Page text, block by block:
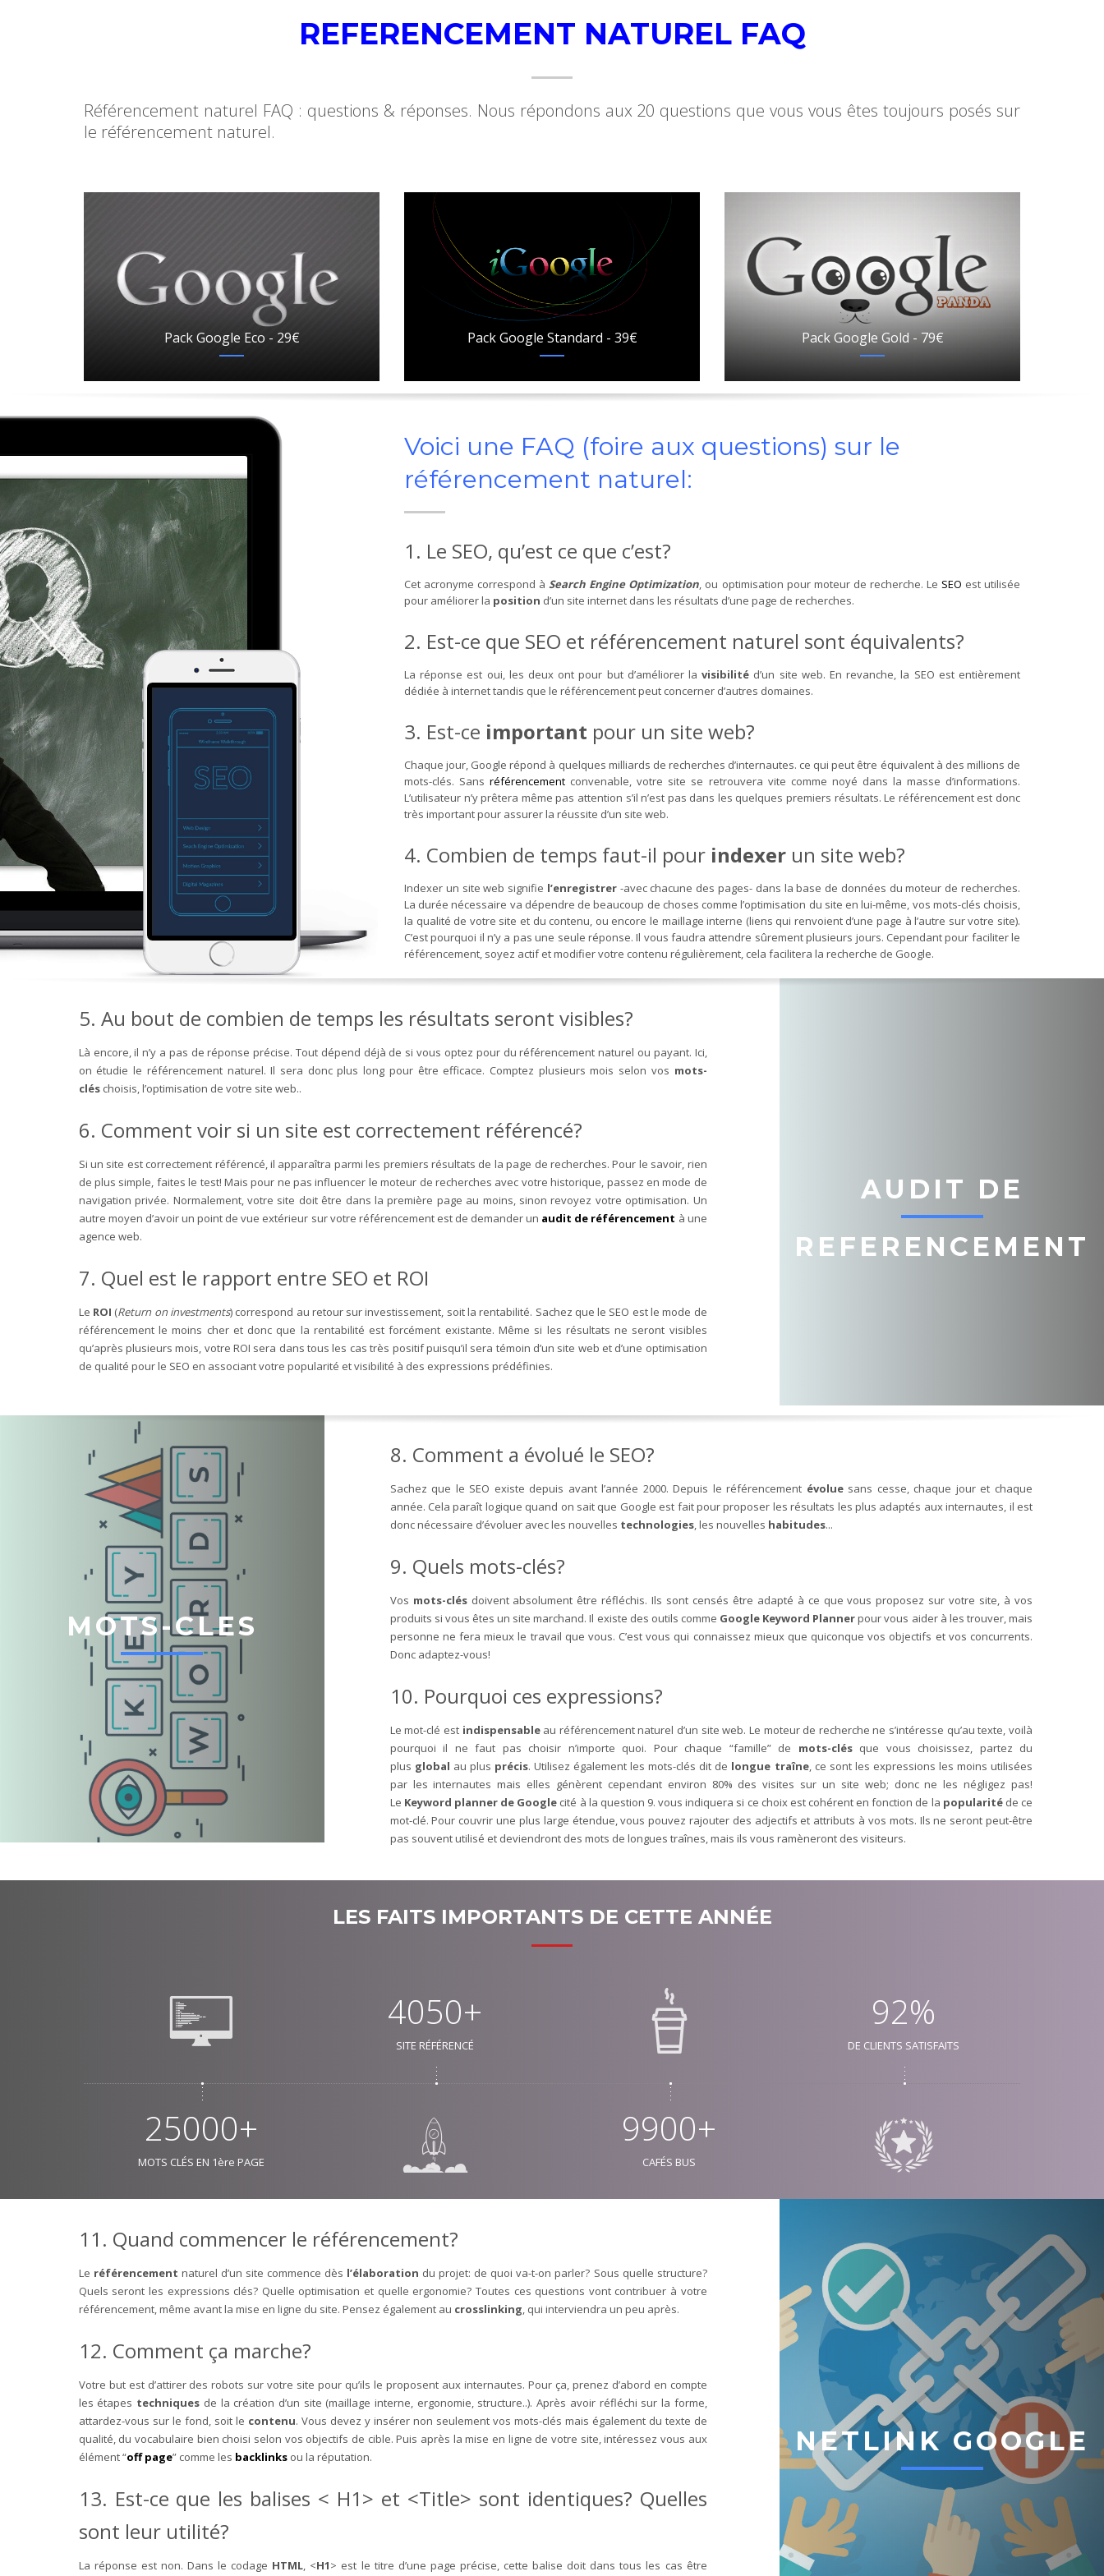
REFERENCEMENT NATUREL FAQ
Référencement naturel FAQ : questions & réponses. Nous répondons aux 20 questions que vous vous êtes toujours posés sur
le référencement naturel.
Pack Google Eco - 29€ Pack Google Standard - 39€ Pack Google Gold - 79€
Voici une FAQ (foire aux questions) sur le
référencement naturel:
1. Le SEO, qu’est ce que c’est?
Cet acronyme correspond àSearch Engine Optimization, ou optimisation pour moteur de recherche. Le SEO est utilisée
pour améliorer la position d’un site internet dans les résultats d’une page de recherches.
2. Est-ce que SEO et référencement naturel sont équivalents?
La réponse est oui, les deux ont pour but d’améliorer lavisibilité d’un site web. En revanche, la SEO est entièrement
dédiée à internet tandis que le référencement peut concerner d’autres domaines.
3. Est-ce important pour un site web?
Chaque jour, Google répond à quelques milliards de recherches d’internautes. ce qui peut être équivalent à des millions de
mots-clés. Sansréférencement convenable, votre site se retrouvera vite comme noyé dans la masse d’informations.
L’utilisateur n’y prêtera même pas attention s’il n’est pas dans les quelques premiers résultats. Le référencement est donc
très important pour assurer la réussite d’un site web.
4. Combien de temps faut-il pour indexer un site web?
Indexer un site web signifie l’enregistrer -avec chacune des pages- dans la base de données du moteur de recherches.
La durée nécessaire va dépendre de beaucoup de choses comme l’optimisation du site en lui-même, vos mots-clés choisis,
la qualité de votre site et du contenu, ou encore le maillage interne (liens qui renvoient d’une page à l’autre sur votre site).
C’est pourquoi il n’y a pas une seule réponse. Il vous faudra attendre sûrement plusieurs jours. Cependant pour faciliter le
référencement, soyez actif et modifier votre contenu régulièrement, cela facilitera la recherche de Google.
5. Au bout de combien de temps les résultats seront visibles?
Là encore, il n’y a pas de réponse précise. Tout dépend déjà de si vous optez pour du référencement naturel ou payant. Ici,
on étudie le référencement naturel. Il sera donc plus long pour être efficace. Comptez plusieurs mois selon vos mots-
clés choisis, l’optimisation de votre site web..
6. Comment voir si un site est correctement référencé?
Si un site est correctement référencé, il apparaîtra parmi les premiers résultats de la page de recherches. Pour le savoir, rien
de plus simple, faites le test! Mais pour ne pas influencer le moteur de recherches avec votre historique, passez en mode de
navigation privée. Normalement, votre site doit être dans la première page au moins, sinon revoyez votre optimisation. Un
autre moyen d’avoir un point de vue extérieur sur votre référencement est de demander un audit de référencement à une
agence web.
7. Quel est le rapport entre SEO et ROI
Le ROI (Return on investments) correspond au retour sur investissement, soit la rentabilité. Sachez que le SEO est le mode de
référencement le moins cher et donc que la rentabilité est forcément existante. Même si les résultats ne seront visibles
qu’après plusieurs mois, votre ROI sera dans tous les cas très positif puisqu’il sera témoin d’un site web et d’une optimisation
de qualité pour le SEO en associant votre popularité et visibilité à des expressions prédéfinies.
AUDIT DE
REFERENCEMENT
MOTS-CLES
8. Comment a évolué le SEO?
Sachez que le SEO existe depuis avant l’année 2000. Depuis le référencement évolue sans cesse, chaque jour et chaque
année. Cela paraît logique quand on sait que Google est fait pour proposer les résultats les plus adaptés aux internautes, il est
donc nécessaire d’évoluer avec les nouvelles technologies, les nouvelles habitudes...
9. Quels mots-clés?
Vos mots-clés doivent absolument être réfléchis. Ils sont censés être adapté à ce que vous proposez sur votre site, à vos
produits si vous êtes un site marchand. Il existe des outils comme Google Keyword Plannerpour vous aider à les trouver, mais
personne ne fera mieux le travail que vous. C’est vous qui connaissez mieux que quiconque vos objectifs et vos concurrents.
Donc adaptez-vous!
10. Pourquoi ces expressions?
Le mot-clé est indispensable au référencement naturel d’un site web. Le moteur de recherche ne s’intéresse qu’au texte, voilà
pourquoi il ne faut pas choisir n’importe quoi. Pour chaque “famille” de mots-clés que vous choisissez, partez du
plus global au plus précis. Utilisez également les mots-clés dit de longue traîne, ce sont les expressions les moins utilisées
par les internautes mais elles génèrent cependant environ 80% des visites sur un site web; donc ne les négligez pas!
Le Keyword planner de Google cité à la question 9. vous indiquera si ce choix est cohérent en fonction de la popularité de ce
mot-clé. Pour couvrir une plus large étendue, vous pouvez rajouter des adjectifs et attributs à vos mots. Ils ne seront peut-être
pas souvent utilisé et deviendront des mots de longues traînes, mais ils vous ramèneront des visiteurs.
LES FAITS IMPORTANTS DE CETTE ANNÉE
25000+
MOTS CLÉS EN 1ère PAGE
4050+
SITE RÉFÉRENCÉ
9900+
CAFÉS BUS
92%
DE CLIENTS SATISFAITS
11. Quand commencer le référencement?
Le référencement naturel d’un site commence dès l’élaboration du projet: de quoi va-t-on parler? Sous quelle structure?
Quels seront les expressions clés? Quelle optimisation et quelle ergonomie? Toutes ces questions vont contribuer à votre
référencement, même avant la mise en ligne du site. Pensez également au crosslinking, qui interviendra un peu après.
12. Comment ça marche?
Votre but est d’attirer des robots sur votre site pour qu’ils le proposent aux internautes. Pour ça, prenez d’abord en compte
les étapes techniques de la création d’un site (maillage interne, ergonomie, structure..). Après avoir réfléchi sur la forme,
attardez-vous sur le fond, soit le contenu. Vous devez y insérer non seulement vos mots-clés mais également du texte de
qualité, du vocabulaire bien choisi selon vos objectifs de cible. Puis après la mise en ligne de votre site, intéressez vous aux
élément “off page” comme les backlinks ou la réputation.
13. Est-ce que les balises < H1> et <Title> sont identiques? Quelles
sont leur utilité?
La réponse est non. Dans le codage HTML, <H1> est le titre d’une page précise, cette balise doit dans tous les cas être
NETLINK GOOGLE